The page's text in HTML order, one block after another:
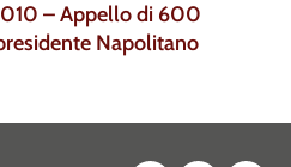
– Appello di 600
Napolitano